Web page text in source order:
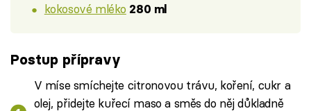
kokosové mléko 280 ml
Postup přípravy
V míse smíchejte citronovou trávu, koření, cukr a
olej, přidejte kuřecí maso a směs do něj důkladně